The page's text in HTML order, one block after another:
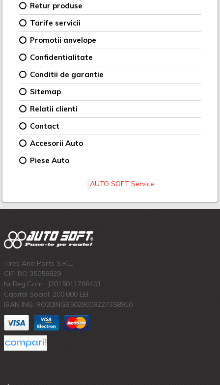
Retur produse
Tarife servicii
Promotii anvelope
Confidentialitate
Conditii de garantie
Sitemap
Relatii clienti
Contact
Accesorii Auto
Piese Auto
AUTO SOFT Service
Tires And Parts S.R.L.
CIF: RO 35056829
Nr.Reg.Com.: J2015011788401
Capital Social: 200.000 LEI
IBAN ING: RO20INGB5029008227358910